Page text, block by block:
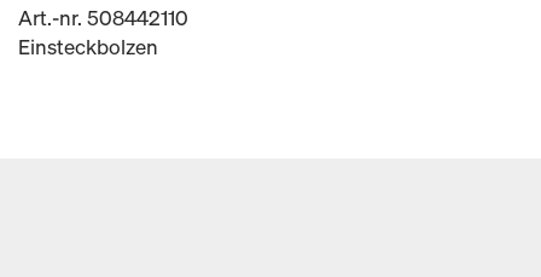
Art.-nr. 508442110
Einsteckbolzen